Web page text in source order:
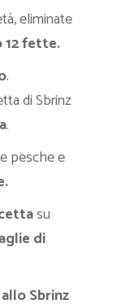
eliminate
12 fette.
.
di Sbrinz
.
pesche e
su
di
Sbrinz